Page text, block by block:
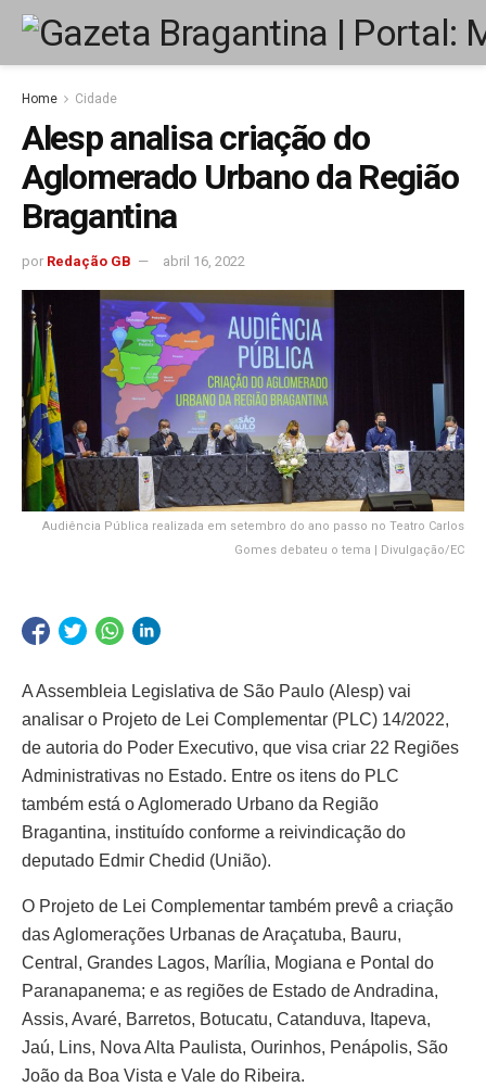
Home Cidade
Alesp analisa criação do
Aglomerado Urbano da Região
Bragantina
por Redação GB abril 16, 2022
Audiência Pública realizada em setembro do ano passo no Teatro Carlos
Gomes debateu o tema | Divulgação/EC
A Assembleia Legislativa de São Paulo (Alesp) vai
analisar o Projeto de Lei Complementar (PLC) 14/2022,
de autoria do Poder Executivo, que visa criar 22 Regiões
Administrativas no Estado. Entre os itens do PLC
também está o Aglomerado Urbano da Região
Bragantina, instituído conforme a reivindicação do
deputado Edmir Chedid (União).
O Projeto de Lei Complementar também prevê a criação
das Aglomerações Urbanas de Araçatuba, Bauru,
Central, Grandes Lagos, Marília, Mogiana e Pontal do
Paranapanema; e as regiões de Estado de Andradina,
Assis, Avaré, Barretos, Botucatu, Catanduva, Itapeva,
Jaú, Lins, Nova Alta Paulista, Ourinhos, Penápolis, São
João da Boa Vista e Vale do Ribeira.